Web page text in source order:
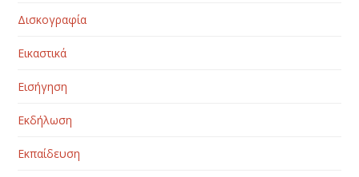
Δισκογραφία
Εικαστικά
Εισήγηση
Εκδήλωση
Εκπαίδευση